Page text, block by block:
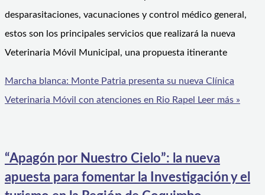
desparasitaciones, vacunaciones y control médico general,
estos son los principales servicios que realizará la nueva
Veterinaria Móvil Municipal, una propuesta itinerante
Marcha blanca: Monte Patria presenta su nueva Clínica
Veterinaria Móvil con atenciones en Rio Rapel
Leer más »
“Apagón por Nuestro Cielo”: la nueva
apuesta para fomentar la Investigación y el